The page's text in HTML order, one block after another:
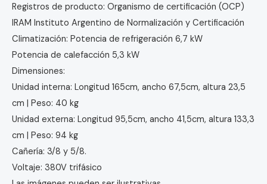
Registros de producto: Organismo de certificación (OCP)
IRAM Instituto Argentino de Normalización y Certificación
Climatización: Potencia de refrigeración 6,7 kW
Potencia de calefacción 5,3 kW
Dimensiones:
Unidad interna: Longitud 165cm, ancho 67,5cm, altura 23,5
cm | Peso: 40 kg
Unidad externa: Longitud 95,5cm, ancho 41,5cm, altura 133,3
cm | Peso: 94 kg
Cañería: 3/8 y 5/8.
Voltaje: 380V trifásico